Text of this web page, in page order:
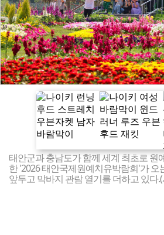
태안군과 충남도가 함께 세계 최초로 원
한 '2026 태안국제원예치유박람회'가 오
앞두고 막바지 관람 열기를 더하고 있다